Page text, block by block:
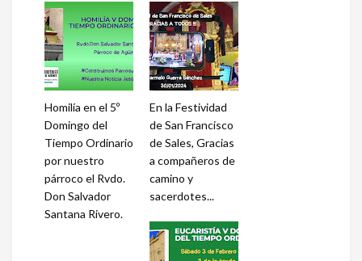
Homilía en el 5º
Domingo del
Tiempo Ordinario
por nuestro
párroco el Rvdo.
Don Salvador
Santana Rivero.
En la Festividad
de San Francisco
de Sales, Gracias
a compañeros de
camino y
sacerdotes...